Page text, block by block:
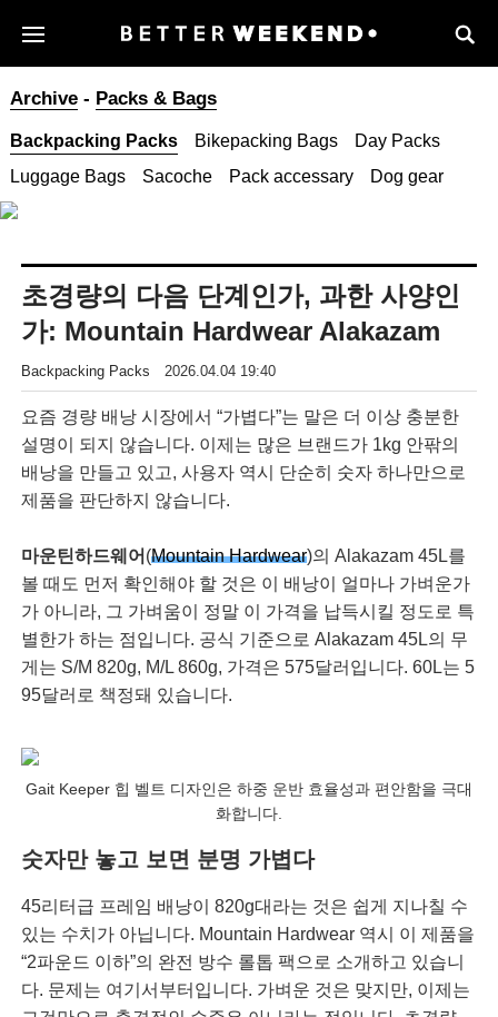
Archive- Packs & Bags
Backpacking Packs Bikepacking Bags
Day Packs
Luggage Bags
Sacoche Pack accessary Dog gear
초경량의 다음 단계인가, 과한 사양인
가: Mountain Hardwear Alakazam
Backpacking Packs 2026.04.04 19:40
요즘 경량 배낭 시장에서 “가볍다”는 말은 더 이상 충분한
설명이 되지 않습니다. 이제는 많은 브랜드가 1kg 안팎의
배낭을 만들고 있고, 사용자 역시 단순히 숫자 하나만으로
제품을 판단하지 않습니다.
마운틴하드웨어 (Mountain Hardwear)의 Alakazam 45L를
볼 때도 먼저 확인해야 할 것은 이 배낭이 얼마나 가벼운가
가 아니라, 그 가벼움이 정말 이 가격을 납득시킬 정도로 특
별한가 하는 점입니다. 공식 기준으로 Alakazam 45L의 무
게는 S/M 820g, M/L 860g, 가격은 575달러입니다. 60L는 5
95달러로 책정돼 있습니다.
Gait Keeper 힙 벨트 디자인은 하중 운반 효율성과 편안함을 극대
화합니다.
숫자만 놓고 보면 분명 가볍다
45리터급 프레임 배낭이 820g대라는 것은 쉽게 지나칠 수
있는 수치가 아닙니다. Mountain Hardwear 역시 이 제품을
“2파운드 이하”의 완전 방수 롤톱 팩으로 소개하고 있습니
다. 문제는 여기서부터입니다. 가벼운 것은 맞지만, 이제는